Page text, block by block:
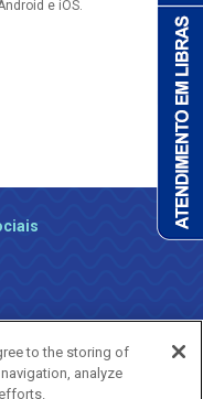
e iOS.
to the storing of
analyze